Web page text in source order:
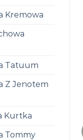
Kremowa
Tatuum
Z Jenotem
Kurtka
Tommy